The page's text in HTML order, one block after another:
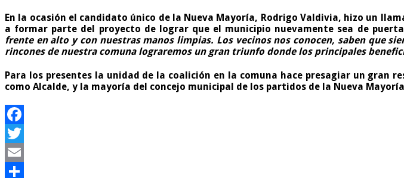
En la ocasión el candidato único de la Nueva Mayoría, Rodrigo Valdivia, hizo un
a formar parte del proyecto de lograr que el municipio nuevamente sea de
frente en alto y con nuestras manos limpias. Los vecinos nos conocen, saben que
rincones de nuestra comuna lograremos un gran triunfo donde los principales
Para los presentes la unidad de la coalición en la comuna hace presagiar un gran
como Alcalde, y la mayoría del concejo municipal de los partidos de la Nueva
Facebook
Twitter
Email